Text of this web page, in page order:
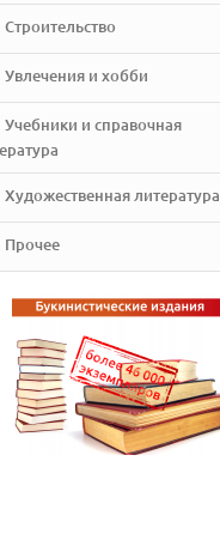
Строительство
Увлечения и хобби
Учебники и справочная
Художественная литература
Прочее